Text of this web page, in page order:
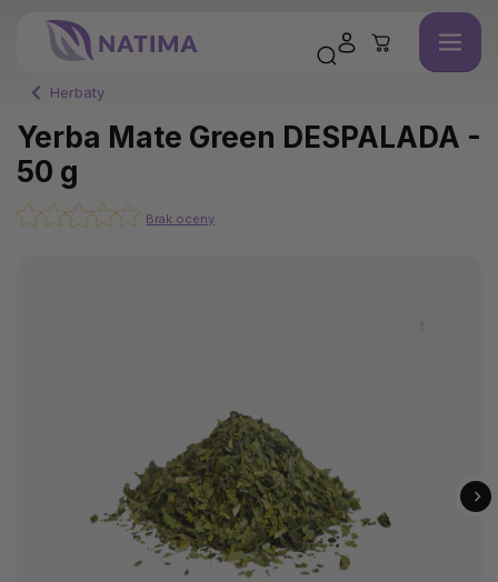
Herbaty
Yerba Mate Green DESPALADA -
50 g
Brak oceny